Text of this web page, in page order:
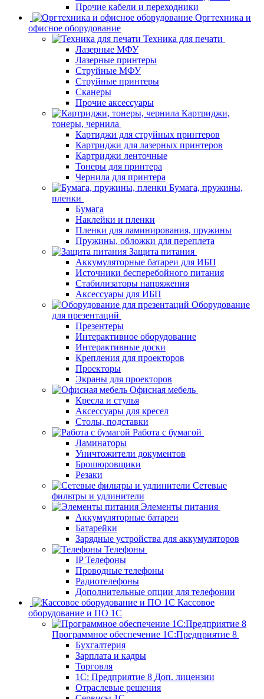
Прочие кабели и переходники
Оргтехника и
офисное оборудование
Техника для печати
Лазерные МФУ
Лазерные принтеры
Струйные МФУ
Струйные принтеры
Сканеры
Прочие аксессуары
Картриджи,
тонеры, чернила
Картиджи для струйных принтеров
Картриджи для лазерных принтеров
Картриджи ленточные
Тонеры для принтера
Чернила для принтера
Бумага, пружины,
пленки
Бумага
Наклейки и пленки
Пленки для ламинирования, пружины
Пружины, обложки для переплета
Защита питания
Аккумуляторные батареи для ИБП
Источники бесперебойного питания
Стабилизаторы напряжения
Аксессуары для ИБП
Оборудование
для презентаций
Презентеры
Интерактивное оборудование
Интерактивные доски
Крепления для проекторов
Проекторы
Экраны для проекторов
Офисная мебель
Кресла и стулья
Аксессуары для кресел
Столы, подставки
Работа с бумагой
Ламинаторы
Уничтожители документов
Брошюровщики
Резаки
Сетевые
фильтры и удлинители
Элементы питания
Аккумуляторные батареи
Батарейки
Зарядные устройства для аккумуляторов
Телефоны
IP Телефоны
Проводные телефоны
Радиотелефоны
Дополнительные опции для телефонии
Кассовое
оборудование и ПО 1С
Программное обеспечение 1С:Предприятие 8
Бухгалтерия
Зарплата и кадры
Торговля
1C: Предприятие 8 Доп. лицензии
Отраслевые решения